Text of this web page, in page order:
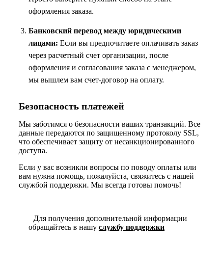
оформления заказа.
Банковский перевод между юридическими
лицами: Если вы предпочитаете оплачивать заказ
через расчетный счет организации, после
оформления и согласования заказа с менеджером,
мы вышлем вам счет-договор на оплату.
Безопасность платежей
Мы заботимся о безопасности ваших транзакций. Все
данные передаются по защищенному протоколу SSL,
что обеспечивает защиту от несанкционированного
доступа.
Если у вас возникли вопросы по поводу оплаты или
вам нужна помощь, пожалуйста, свяжитесь с нашей
службой поддержки. Мы всегда готовы помочь!
Для получения дополнительной информации
обращайтесь в нашу службу поддержки